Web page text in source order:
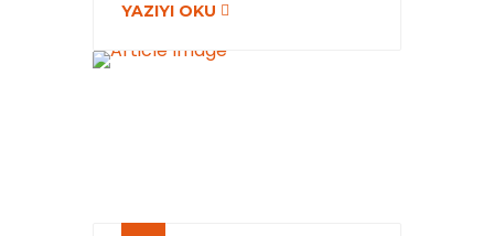
YAZIYI OKU